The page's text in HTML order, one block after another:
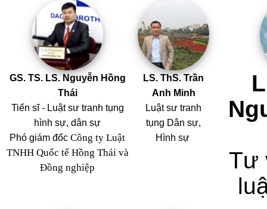
GS. TS. LS. Nguyễn Hồng
Thái
Tiến sĩ - Luật sư tranh tụng
hình sự, dân sự
Phó giám đốc Công ty Luật
TNHH Quốc tế Hồng Thái và
Đồng nghiệp
LS. ThS. Trần
Anh Minh
Luật sư tranh
tụng Dân sự,
Hình sự
Tư